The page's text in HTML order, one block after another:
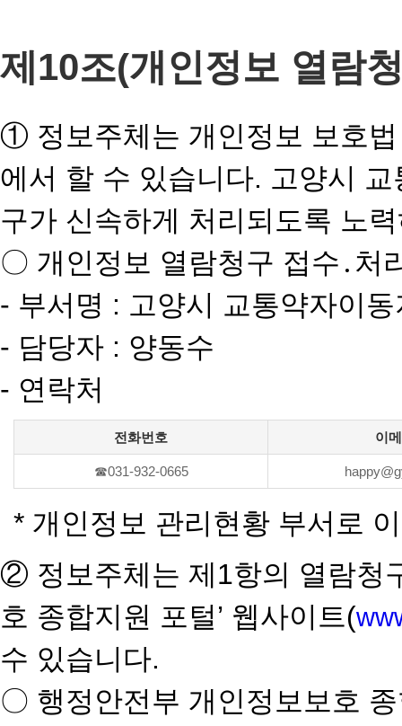
제10조(개인정보 열람
① 정보주체는 개인정보 보호
에서 할 수 있습니다. 고양시
구가 신속하게 처리되도록 노
〇 개인정보 열람청구 접수․처
- 부서명 : 고양시 교통약자이
- 담당자 : 양동수
- 연락처
전화번호 이
☎031-932-0665
* 개인정보 관리현황 부서로
② 정보주체는 제1항의 열람청
호 종합지원 포털’ 웹사이트(
수 있습니다.
〇 행정안전부 개인정보보호